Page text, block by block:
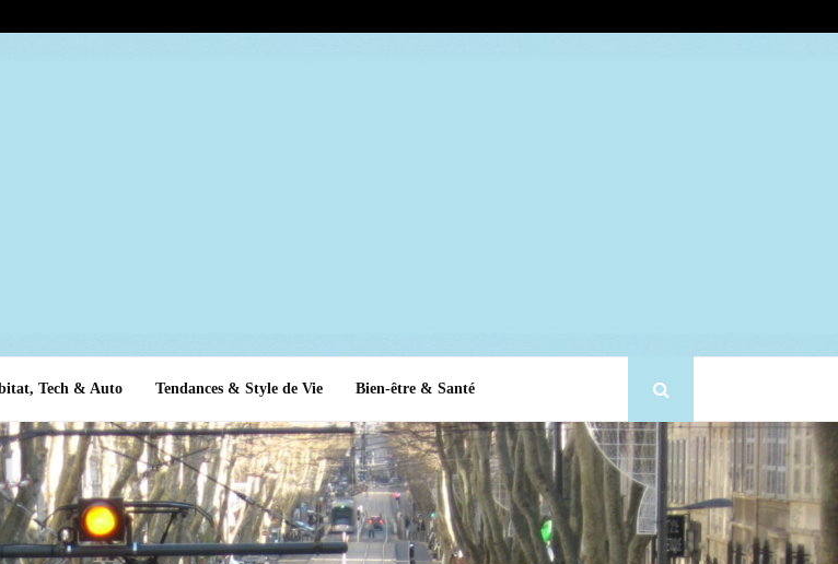
Tech & Auto Tendances & Style de Vie Bien-être & Santé